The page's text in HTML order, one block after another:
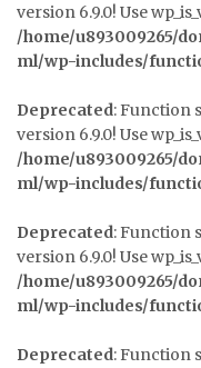
version 6.9.0! Use
/home/u893009265/
ml/wp-includes/
Deprecated: Function
version 6.9.0! Use
/home/u893009265/
ml/wp-includes/
Deprecated: Function
version 6.9.0! Use
/home/u893009265/
ml/wp-includes/
Deprecated: Function